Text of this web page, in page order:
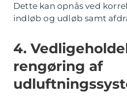
Dette kan opnås ved
indløb og udløb samt
4.
rengøring af